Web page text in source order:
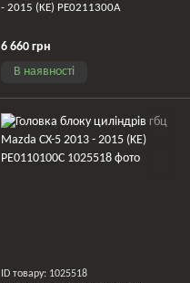
- 2015 (KE) PE0211300A
6 660 грн
В наявності
ID товару: 1025518